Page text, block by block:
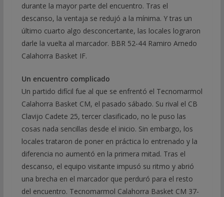
durante la mayor parte del encuentro. Tras el
descanso, la ventaja se redujó a la mínima. Y tras un
último cuarto algo desconcertante, las locales lograron
darle la vuelta al marcador. BBR 52-44 Ramiro Arnedo
Calahorra Basket IF.
Un encuentro complicado
Un partido difícil fue al que se enfrentó el Tecnomarmol
Calahorra Basket CM, el pasado sábado. Su rival el CB
Clavijo Cadete 25, tercer clasificado, no le puso las
cosas nada sencillas desde el inicio. Sin embargo, los
locales trataron de poner en práctica lo entrenado y la
diferencia no aumentó en la primera mitad. Tras el
descanso, el equipo visitante impusó su ritmo y abrió
una brecha en el marcador que perduró para el resto
del encuentro. Tecnomarmol Calahorra Basket CM 37-